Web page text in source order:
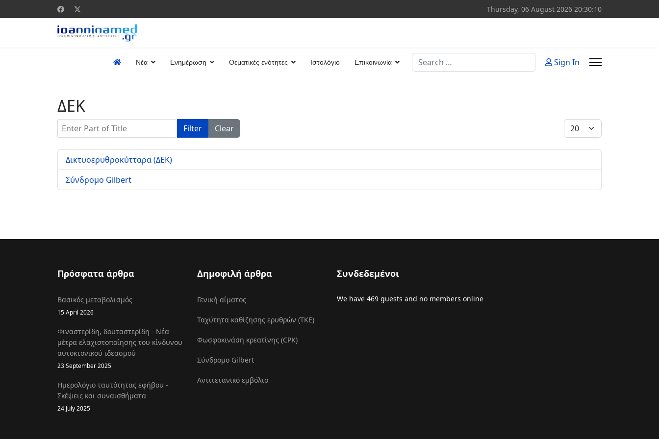
Thursday, 06 August 2026 20:30:10
Νέα Ενημέρωση Θεματικές ενότητες Ιστολόγιο Επικοινωνία
Search
Sign In
ΔΕΚ
Enter Part of Title Filter Clear Display #
Δικτυοερυθροκύτταρα (ΔΕΚ)
Σύνδρομο Gilbert
Πρόσφατα άρθρα
Βασικός μεταβολισμός
15 April 2026
Φιναστερίδη, δουταστερίδη - Νέα
μέτρα ελαχιστοποίησης του κίνδυνου
αυτοκτονικού ιδεασμού
23 September 2025
Ημερολόγιο ταυτότητας εφήβου -
Σκέψεις και συναισθήματα
24 July 2025
Δημοφιλή άρθρα
Γενική αίματος
Ταχύτητα καθίζησης ερυθρών (ΤΚΕ)
Φωσφοκινάση κρεατίνης (CPK)
Σύνδρομο Gilbert
Αντιτετανικό εμβόλιο
Συνδεδεμένοι
We have 469 guests and no members online